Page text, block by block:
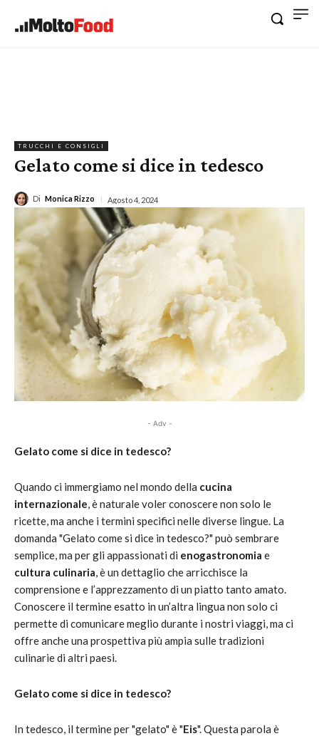
TRUCCHI E CONSIGLI
Gelato come si dice in tedesco
Di Monica Rizzo Agosto 4, 2024
- Adv -
Gelato come si dice in tedesco?
Quando ci immergiamo nel mondo della cucina
internazionale, è naturale voler conoscere non solo le
ricette, ma anche i termini specifici nelle diverse lingue. La
domanda "Gelato come si dice in tedesco?" può sembrare
semplice, ma per gli appassionati di enogastronomia e
cultura culinaria, è un dettaglio che arricchisce la
comprensione e l’apprezzamento di un piatto tanto amato.
Conoscere il termine esatto in un’altra lingua non solo ci
permette di comunicare meglio durante i nostri viaggi, ma ci
offre anche una prospettiva più ampia sulle tradizioni
culinarie di altri paesi.
Gelato come si dice in tedesco?
In tedesco, il termine per "gelato" è "Eis". Questa parola è